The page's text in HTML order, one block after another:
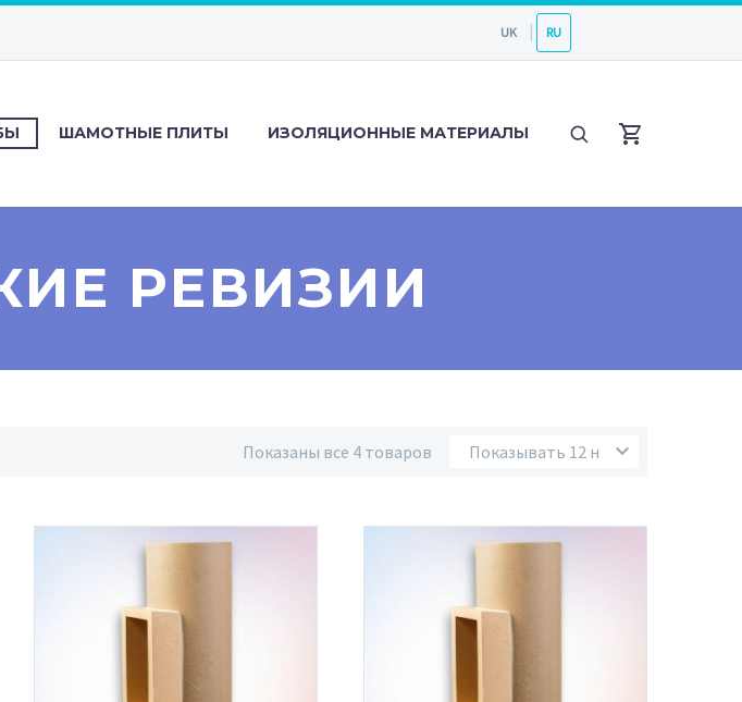
UK RU
ШАМОТНЫЕ ПЛИТЫ ИЗОЛЯЦИОННЫЕ МАТЕРИАЛЫ
РЕВИЗИИ
Показывать 12 на странице
Показаны все 4 товаров